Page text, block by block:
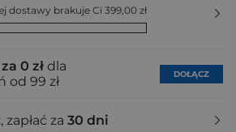
dostawy brakuje Ci 399,00 zł
0 zł dla
od 99 zł
DOŁĄCZ
zapłać za 30 dni